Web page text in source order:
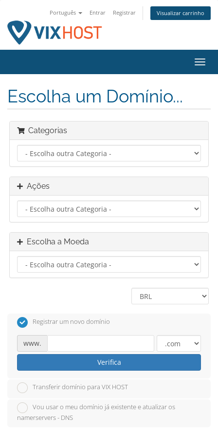
Português Entrar Registrar Visualizar carrinho
Escolha um Domínio...
Categorias
Ações
Escolha a Moeda
Registrar um novo domínio
www.
Verifica
Transferir domínio para VIX HOST
Vou usar o meu domínio já existente e atualizar os
namerservers - DNS